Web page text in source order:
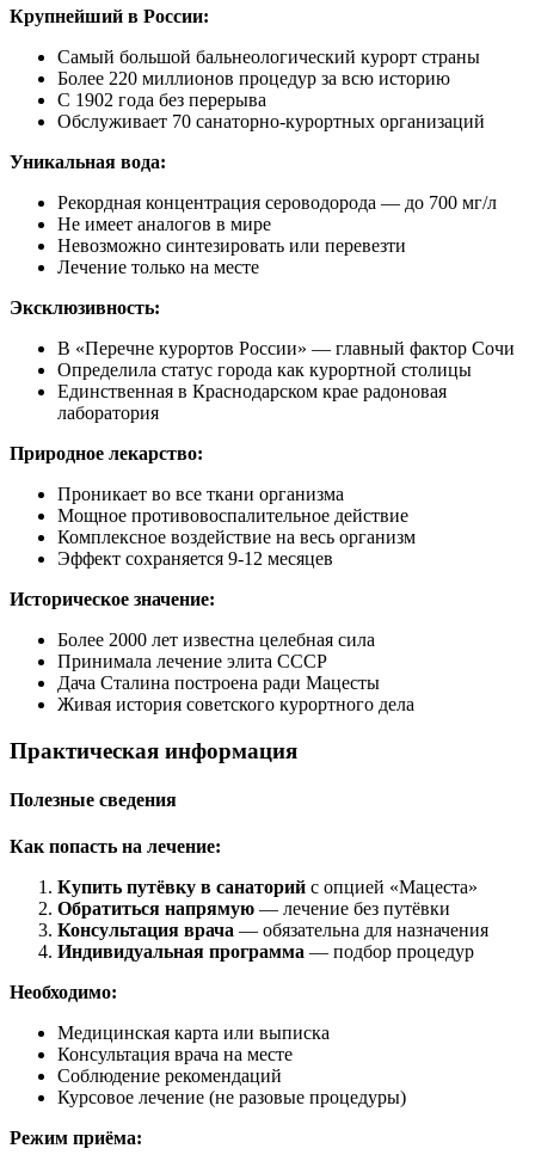
Крупнейший в России:
Самый большой бальнеологический курорт страны
Более 220 миллионов процедур за всю историю
С 1902 года без перерыва
Обслуживает 70 санаторно-курортных организаций
Уникальная вода:
Рекордная концентрация сероводорода — до 700 мг/л
Не имеет аналогов в мире
Невозможно синтезировать или перевезти
Лечение только на месте
Эксклюзивность:
В «Перечне курортов России» — главный фактор Сочи
Определила статус города как курортной столицы
Единственная в Краснодарском крае радоновая
лаборатория
Природное лекарство:
Проникает во все ткани организма
Мощное противовоспалительное действие
Комплексное воздействие на весь организм
Эффект сохраняется 9-12 месяцев
Историческое значение:
Более 2000 лет известна целебная сила
Принимала лечение элита СССР
Дача Сталина построена ради Мацесты
Живая история советского курортного дела
Практическая информация
Полезные сведения
Как попасть на лечение:
Купить путёвку в санаторий с опцией «Мацеста»
Обратиться напрямую — лечение без путёвки
Консультация врача — обязательна для назначения
Индивидуальная программа — подбор процедур
Необходимо:
Медицинская карта или выписка
Консультация врача на месте
Соблюдение рекомендаций
Курсовое лечение (не разовые процедуры)
Режим приёма: